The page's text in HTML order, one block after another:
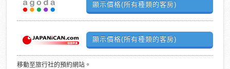
顯示價格(所有種類的客房)
顯示價格(所有種類的客房)
移動至旅行社的預約網站。